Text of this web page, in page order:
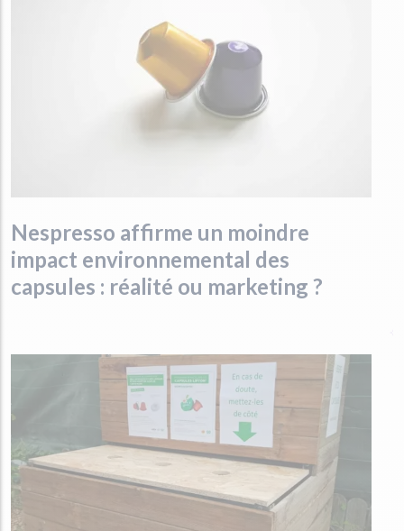
Nespresso affirme un moindre
impact environnemental des
capsules : réalité ou marketing ?